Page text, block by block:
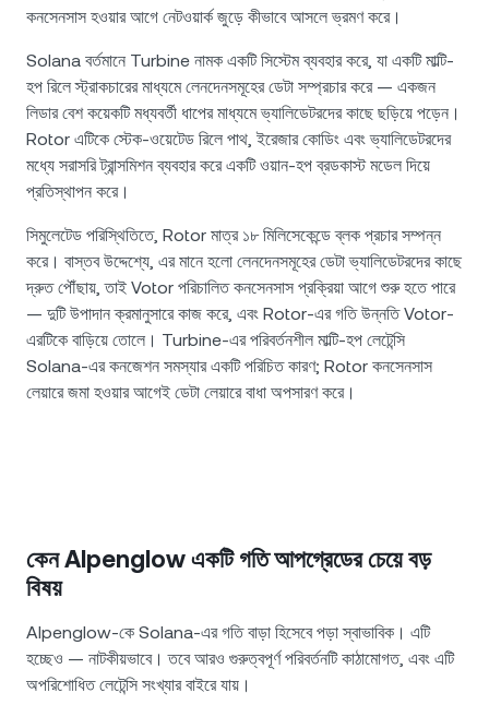
কনসেনসাস হওয়ার আগে নেটওয়ার্ক জুড়ে কীভাবে আসলে ভ্রমণ করে।
Solana বর্তমানে Turbine নামক একটি সিস্টেম ব্যবহার করে, যা একটি মাল্টি-
হপ রিলে স্ট্রাকচারের মাধ্যমে লেনদেনসমূহের ডেটা সম্প্রচার করে — একজন
লিডার বেশ কয়েকটি মধ্যবর্তী ধাপের মাধ্যমে ভ্যালিডেটরদের কাছে ছড়িয়ে পড়েন।
Rotor এটিকে স্টেক-ওয়েটেড রিলে পাথ, ইরেজার কোডিং এবং ভ্যালিডেটরদের
মধ্যে সরাসরি ট্রান্সমিশন ব্যবহার করে একটি ওয়ান-হপ ব্রডকাস্ট মডেল দিয়ে
প্রতিস্থাপন করে।
সিমুলেটেড পরিস্থিতিতে, Rotor মাত্র ১৮ মিলিসেকেন্ডে ব্লক প্রচার সম্পন্ন
করে। বাস্তব উদ্দেশ্যে, এর মানে হলো লেনদেনসমূহের ডেটা ভ্যালিডেটরদের কাছে
দ্রুত পৌঁছায়, তাই Votor পরিচালিত কনসেনসাস প্রক্রিয়া আগে শুরু হতে পারে
— দুটি উপাদান ক্রমানুসারে কাজ করে, এবং Rotor-এর গতি উন্নতি Votor-
এরটিকে বাড়িয়ে তোলে। Turbine-এর পরিবর্তনশীল মাল্টি-হপ লেটেন্সি
Solana-এর কনজেশন সমস্যার একটি পরিচিত কারণ; Rotor কনসেনসাস
লেয়ারে জমা হওয়ার আগেই ডেটা লেয়ারে বাধা অপসারণ করে।
কেন Alpenglow একটি গতি আপগ্রেডের চেয়ে বড়
বিষয়
Alpenglow-কে Solana-এর গতি বাড়া হিসেবে পড়া স্বাভাবিক। এটি
হচ্ছেও — নাটকীয়ভাবে। তবে আরও গুরুত্বপূর্ণ পরিবর্তনটি কাঠামোগত, এবং এটি
অপরিশোধিত লেটেন্সি সংখ্যার বাইরে যায়।